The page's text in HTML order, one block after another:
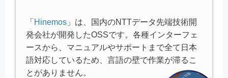
「 Hinemos 」は、国内のNTTデータ先端技術開
発会社が開発したOSSです。各種インターフェ
ースから、マニュアルやサポートまで全て日本
語対応しているため、言語の壁で作業が滞るこ
とがありません。